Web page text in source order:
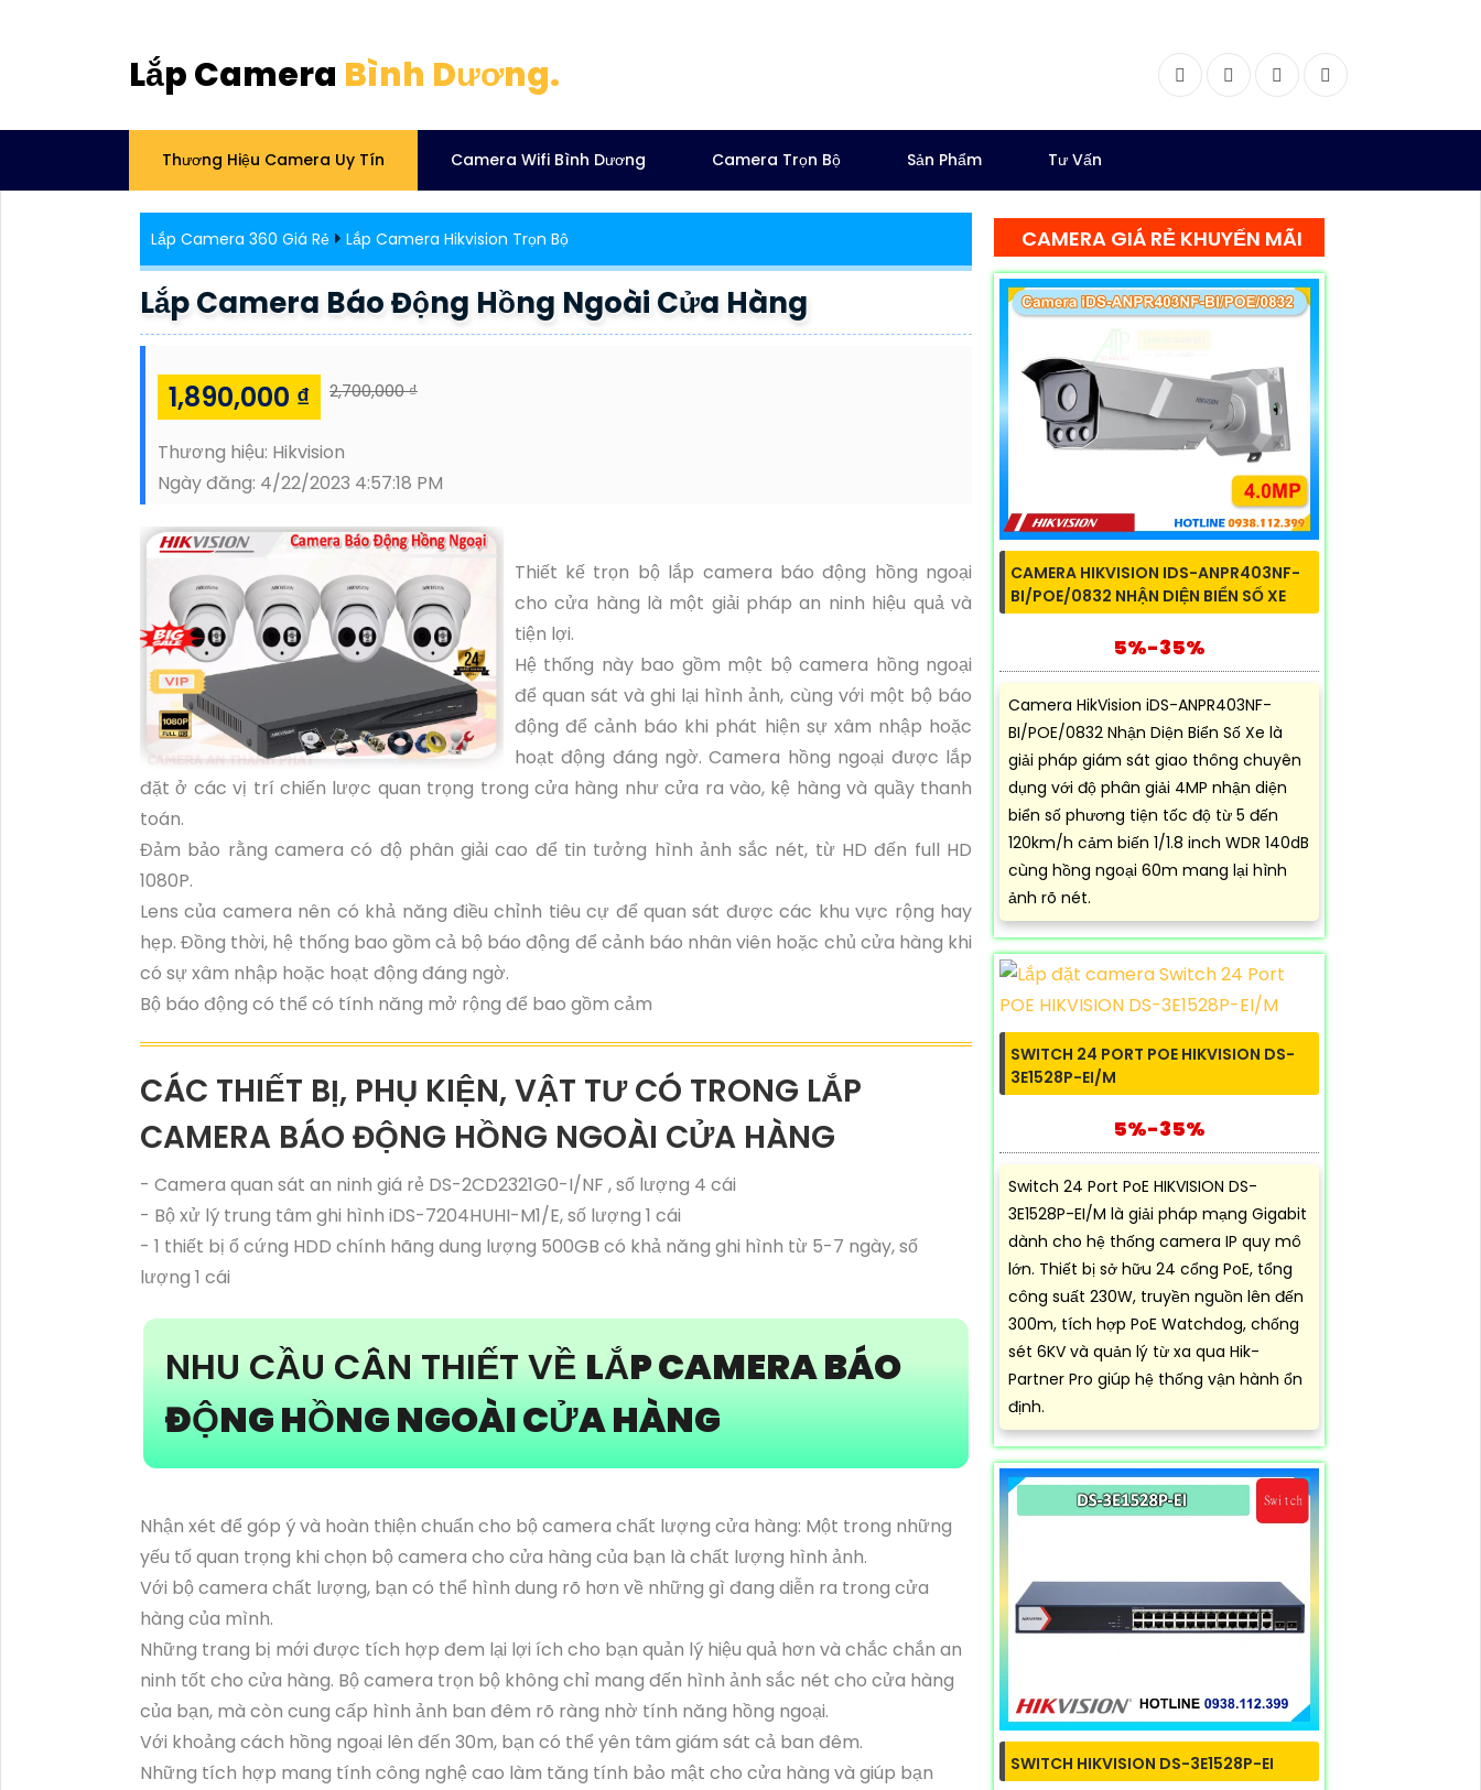
Lắp Camera Bình Dương. FacebookTwitter InstagramDribbble
Thương Hiệu Camera Uy Tín Camera Wifi Bình Dương Camera Trọn Bộ Sản Phẩm Tư Vấn
Lắp Camera 360 Giá Rẻ Lắp Camera Hikvision Trọn Bộ
Lắp Camera Báo Động Hồng Ngoài Cửa Hàng
1,890,000 ₫ 2,700,000 ₫
Thương hiệu: Hikvision
Ngày đăng: 4/22/2023 4:57:18 PM
Thiết kế trọn bộ lắp camera báo động hồng ngoại
cho cửa hàng là một giải pháp an ninh hiệu quả và
tiện lợi.
Hệ thống này bao gồm một bộ camera hồng ngoại
để quan sát và ghi lại hình ảnh, cùng với một bộ báo
động để cảnh báo khi phát hiện sự xâm nhập hoặc
hoạt động đáng ngờ. Camera hồng ngoại được lắp
đặt ở các vị trí chiến lược quan trọng trong cửa hàng như cửa ra vào, kệ hàng và quầy thanh
toán.
Đảm bảo rằng camera có độ phân giải cao để tin tưởng hình ảnh sắc nét, từ HD đến full HD
1080P.
Lens của camera nên có khả năng điều chỉnh tiêu cự để quan sát được các khu vực rộng hay
hẹp. Đồng thời, hệ thống bao gồm cả bộ báo động để cảnh báo nhân viên hoặc chủ cửa hàng khi
có sự xâm nhập hoặc hoạt động đáng ngờ.
Bộ báo động có thể có tính năng mở rộng để bao gồm cảm
CÁC THIẾT BỊ, PHỤ KIỆN, VẬT TƯ CÓ TRONG LẮP
CAMERA BÁO ĐỘNG HỒNG NGOÀI CỬA HÀNG
- Camera quan sát an ninh giá rẻ DS-2CD2321G0-I/NF , số lượng 4 cái
- Bộ xử lý trung tâm ghi hình iDS-7204HUHI-M1/E, số lượng 1 cái
- 1 thiết bị ổ cứng HDD chính hãng dung lượng 500GB có khả năng ghi hình từ 5-7 ngày, số
lượng 1 cái
NHU CẦU CÂN THIẾT VỀ LẮP CAMERA BÁO
ĐỘNG HỒNG NGOÀI CỬA HÀNG
Nhận xét để góp ý và hoàn thiện chuẩn cho bộ camera chất lượng cửa hàng: Một trong những
yếu tố quan trọng khi chọn bộ camera cho cửa hàng của bạn là chất lượng hình ảnh.
Với bộ camera chất lượng, bạn có thể hình dung rõ hơn về những gì đang diễn ra trong cửa
hàng của mình.
Những trang bị mới được tích hợp đem lại lợi ích cho bạn quản lý hiệu quả hơn và chắc chắn an
ninh tốt cho cửa hàng. Bộ camera trọn bộ không chỉ mang đến hình ảnh sắc nét cho cửa hàng
của bạn, mà còn cung cấp hình ảnh ban đêm rõ ràng nhờ tính năng hồng ngoại.
Với khoảng cách hồng ngoại lên đến 30m, bạn có thể yên tâm giám sát cả ban đêm.
Những tích hợp mang tính công nghệ cao làm tăng tính bảo mật cho cửa hàng và giúp bạn
CAMERA GIÁ RẺ KHUYẾN MÃI
CAMERA HIKVISION IDS-ANPR403NF-
BI/POE/0832 NHẬN DIỆN BIỂN SỐ XE
5%-35%
Camera HikVision iDS-ANPR403NF-
BI/POE/0832 Nhận Diện Biển Số Xe là
giải pháp giám sát giao thông chuyên
dụng với độ phân giải 4MP nhận diện
biển số phương tiện tốc độ từ 5 đến
120km/h cảm biến 1/1.8 inch WDR 140dB
cùng hồng ngoại 60m mang lại hình
ảnh rõ nét.
SWITCH 24 PORT POE HIKVISION DS-
3E1528P-EI/M
5%-35%
Switch 24 Port PoE HIKVISION DS-
3E1528P-EI/M là giải pháp mạng Gigabit
dành cho hệ thống camera IP quy mô
lớn. Thiết bị sở hữu 24 cổng PoE, tổng
công suất 230W, truyền nguồn lên đến
300m, tích hợp PoE Watchdog, chống
sét 6KV và quản lý từ xa qua Hik-
Partner Pro giúp hệ thống vận hành ổn
định.
SWITCH HIKVISION DS-3E1528P-EI